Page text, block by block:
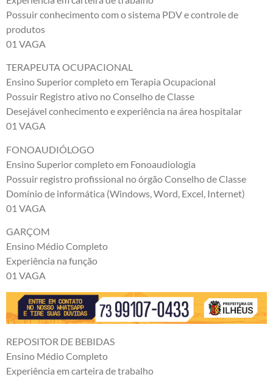
Possuir conhecimento com o sistema PDV e controle de
produtos
01 VAGA
TERAPEUTA OCUPACIONAL
Ensino Superior completo em Terapia Ocupacional
Possuir Registro ativo no Conselho de Classe
Desejável conhecimento e experiência na área hospitalar
01 VAGA
FONOAUDIÓLOGO
Ensino Superior completo em Fonoaudiologia
Possuir registro profissional no órgão Conselho de Classe
Domínio de informática (Windows, Word, Excel, Internet)
01 VAGA
GARÇOM
Ensino Médio Completo
Experiência na função
01 VAGA
REPOSITOR DE BEBIDAS
Ensino Médio Completo
Experiência em carteira de trabalho